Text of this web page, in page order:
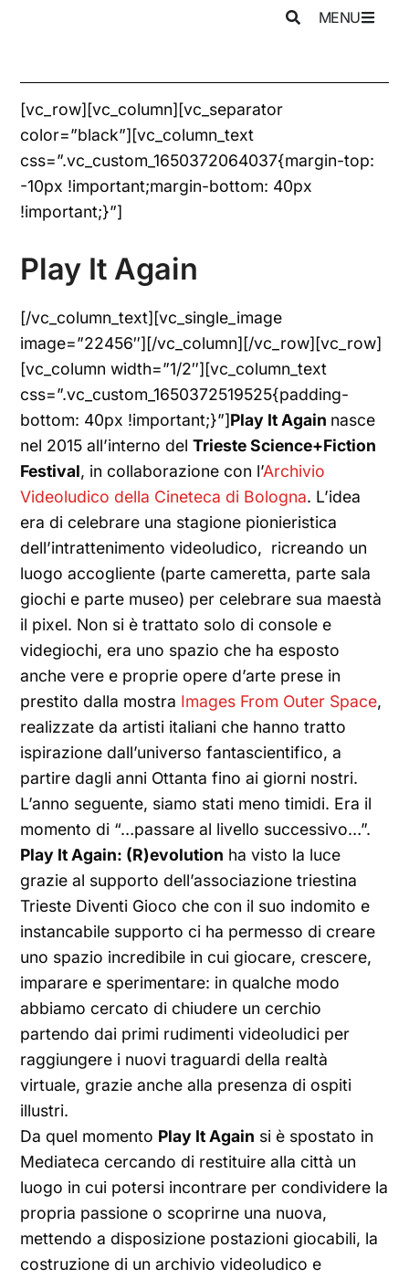
MENU
[vc_row][vc_column][vc_separator
color=”black”][vc_column_text
css=”.vc_custom_1650372064037{margin-top:
-10px !important;margin-bottom: 40px
!important;}”]
Play It Again
[/vc_column_text][vc_single_image
image=”22456″][/vc_column][/vc_row][vc_row]
[vc_column width=”1/2″][vc_column_text
css=”.vc_custom_1650372519525{padding-
bottom: 40px !important;}”]Play It Again nasce
nel 2015 all’interno delTrieste Science+Fiction
Festival, in collaborazione con l’Archivio
Videoludico della Cineteca di Bologna. L’idea
era di celebrare una stagione pionieristica
dell’intrattenimento videoludico, ricreando un
luogo accogliente (parte cameretta, parte sala
giochi e parte museo) per celebrare sua maestà
il pixel. Non si è trattato solo di console e
videgiochi, era uno spazio che ha esposto
anche vere e proprie opere d’arte prese in
prestito dalla mostra Images From Outer Space,
realizzate da artisti italiani che hanno tratto
ispirazione dall’universo fantascientifico, a
partire dagli anni Ottanta fino ai giorni nostri.
L’anno seguente, siamo stati meno timidi. Era il
momento di “…passare al livello successivo…”.
Play It Again: (R)evolution ha visto la luce
grazie al supporto dell’associazione triestina
Trieste Diventi Gioco che con il suo indomito e
instancabile supporto ci ha permesso di creare
uno spazio incredibile in cui giocare, crescere,
imparare e sperimentare: in qualche modo
abbiamo cercato di chiudere un cerchio
partendo dai primi rudimenti videoludici per
raggiungere i nuovi traguardi della realtà
virtuale, grazie anche alla presenza di ospiti
illustri.
Da quel momento Play It Again si è spostato in
Mediateca cercando di restituire alla città un
luogo in cui potersi incontrare per condividere la
propria passione o scoprirne una nuova,
mettendo a disposizione postazioni giocabili, la
costruzione di un archivio videoludico e